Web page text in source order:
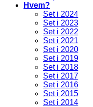
Hvem?
Set i 2024
Set i 2023
Set i 2022
Set i 2021
Set i 2020
Set i 2019
Set i 2018
Set i 2017
Set i 2016
Set i 2015
Set i 2014